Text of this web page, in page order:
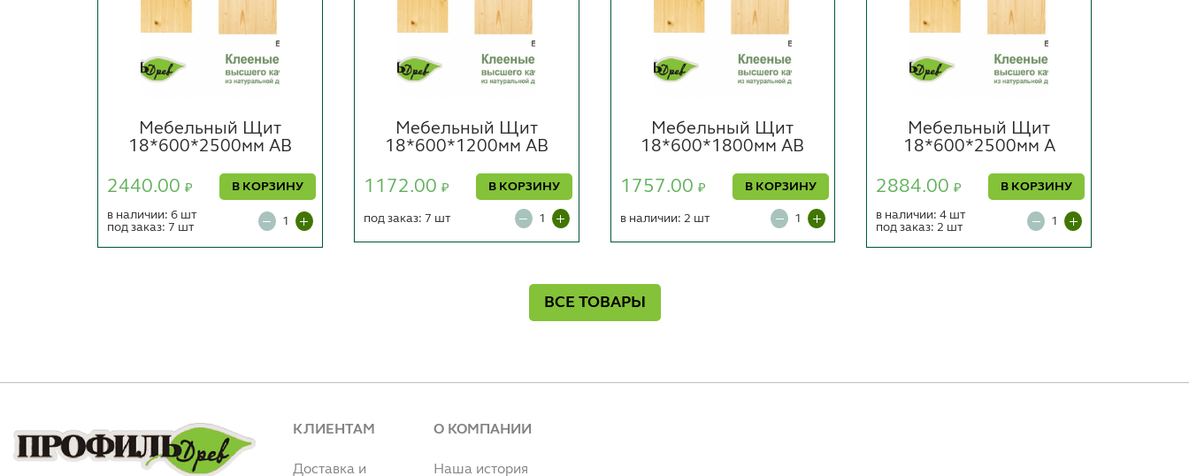
Мебельный Щит
18*600*2500мм АВ
2440.00 ₽ В КОРЗИНУ
в наличии: 6 шт
под заказ: 7 шт
Мебельный Щит
18*600*1200мм АВ
1172.00 ₽ В КОРЗИНУ
под заказ: 7 шт
Мебельный Щит
18*600*1800мм АВ
1757.00 ₽ В КОРЗИНУ
в наличии: 2 шт
Мебельный Щит
18*600*2500мм А
2884.00₽ В КОРЗИНУ
в наличии: 4 шт
под заказ: 2 шт
ВСЕ ТОВАРЫ
КЛИЕНТАМ
Доставка и
О КОМПАНИИ
Наша история